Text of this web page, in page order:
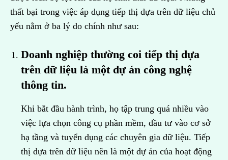
thất bại trong việc áp dụng tiếp thị dựa trên dữ liệu chủ
yếu nằm ở ba lý do chính như sau:
Doanh nghiệp thường coi tiếp thị dựa
trên dữ liệu là một dự án công nghệ
thông tin.
Khi bắt đầu hành trình, họ tập trung quá nhiều vào
việc lựa chọn công cụ phần mềm, đầu tư vào cơ sở
hạ tầng và tuyển dụng các chuyên gia dữ liệu. Tiếp
thị dựa trên dữ liệu nên là một dự án của hoạt động